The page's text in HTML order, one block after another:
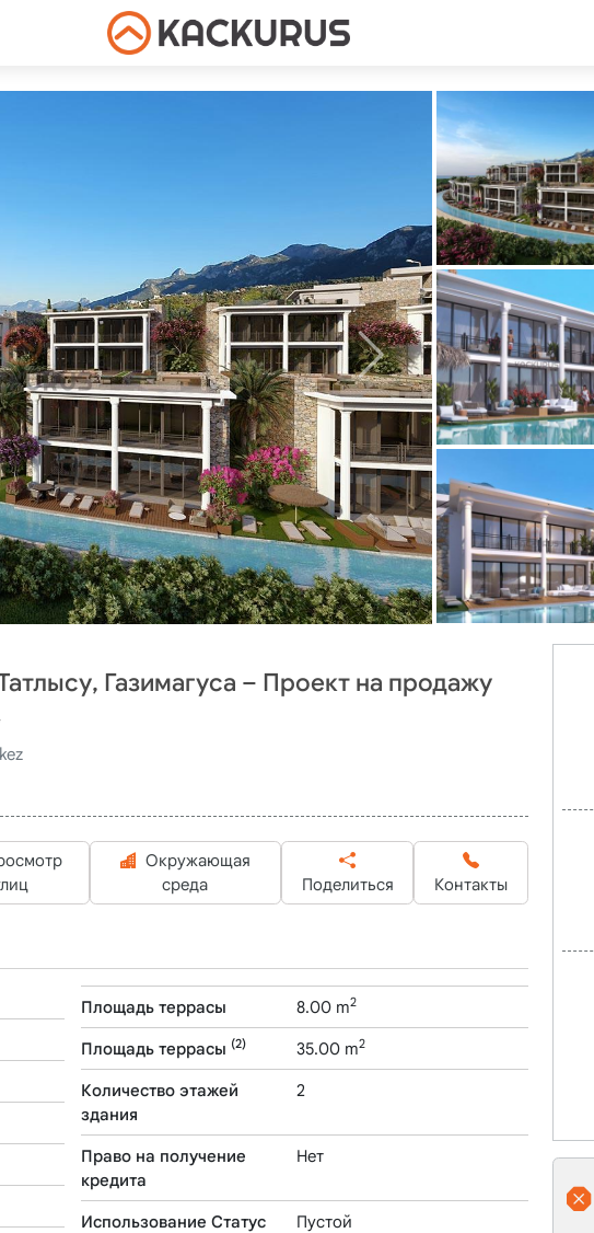
Газимагуса – Проект на продажу
Окружающая
среда
Поделиться Контакты
Площадь террасы 8.00 m2
Площадь террасы (2) 35.00 m2
Количество этажей
здания
2
Право на получение
кредита
Нет
Использование Статус Пустой